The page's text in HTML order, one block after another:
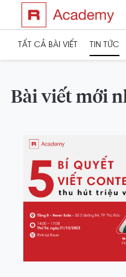
TẤT CẢ BÀI VIẾT TIN TỨC
Bài viết mới